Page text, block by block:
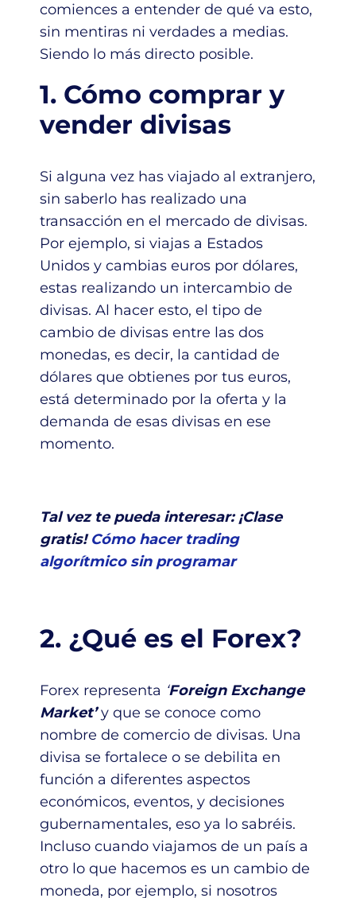
comiences a entender de qué va esto,
sin mentiras ni verdades a medias.
Siendo lo más directo posible.
1. Cómo comprar y
vender divisas
Si alguna vez has viajado al extranjero,
sin saberlo has realizado una
transacción en el mercado de divisas.
Por ejemplo, si viajas a Estados
Unidos y cambias euros por dólares,
estas realizando un intercambio de
divisas. Al hacer esto, el tipo de
cambio de divisas entre las dos
monedas, es decir, la cantidad de
dólares que obtienes por tus euros,
está determinado por la oferta y la
demanda de esas divisas en ese
momento.
Tal vez te pueda interesar: ¡Clase
gratis!Cómo hacer trading
algorítmico sin programar
2. ¿Qué es el Forex?
Forex representa ‘Foreign Exchange
Market’y que se conoce como
nombre de comercio de divisas. Una
divisa se fortalece o se debilita en
función a diferentes aspectos
económicos, eventos, y decisiones
gubernamentales, eso ya lo sabréis.
Incluso cuando viajamos de un país a
otro lo que hacemos es un cambio de
moneda, por ejemplo, si nosotros